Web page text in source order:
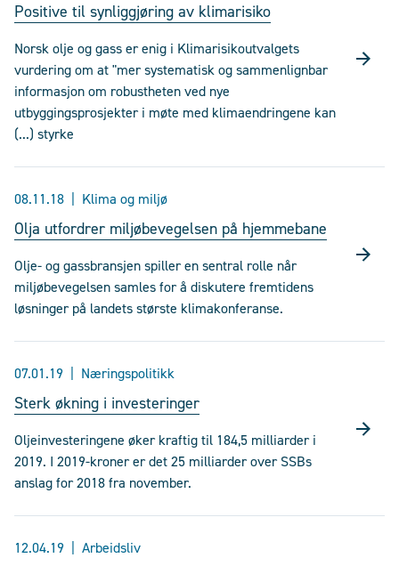
Positive til synliggjøring av klimarisiko
Norsk olje og gass er enig i Klimarisikoutvalgets
vurdering om at "mer systematisk og sammenlignbar
informasjon om robustheten ved nye
utbyggingsprosjekter i møte med klimaendringene kan
(...) styrke
08.11.18 Klima og miljø
Olja utfordrer miljøbevegelsen på hjemmebane
Olje- og gassbransjen spiller en sentral rolle når
miljøbevegelsen samles for å diskutere fremtidens
løsninger på landets største klimakonferanse.
07.01.19 Næringspolitikk
Sterk økning i investeringer
Oljeinvesteringene øker kraftig til 184,5 milliarder i
2019. I 2019-kroner er det 25 milliarder over SSBs
anslag for 2018 fra november.
12.04.19 Arbeidsliv